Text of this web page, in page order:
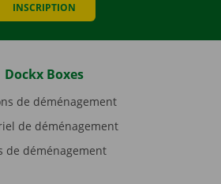
INSCRIPTION
Dockx Boxes
de déménagement
de déménagement
de déménagement